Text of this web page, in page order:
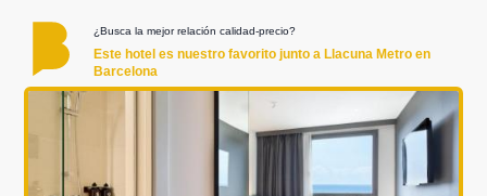
¿Busca la mejor relación calidad-precio?
Este hotel es nuestro favorito junto a Llacuna Metro en
Barcelona